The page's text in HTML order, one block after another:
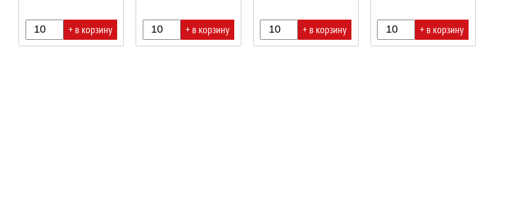
+ в корзину + в корзину + в корзину + в корзину